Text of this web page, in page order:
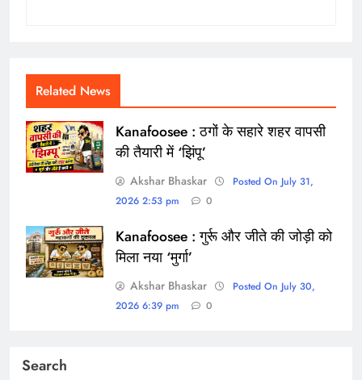
Related News
Kanafoosee : ठगों के सहारे शहर वापसी
की तैयारी में ‘झिंपू’
Akshar Bhaskar
Posted On July 31,
2026 2:53 pm
0
Kanafoosee : गुर्रू और जीते की जोड़ी को
मिला नया ‘मुर्गा’
Akshar Bhaskar
Posted On July 30,
2026 6:39 pm
0
Search